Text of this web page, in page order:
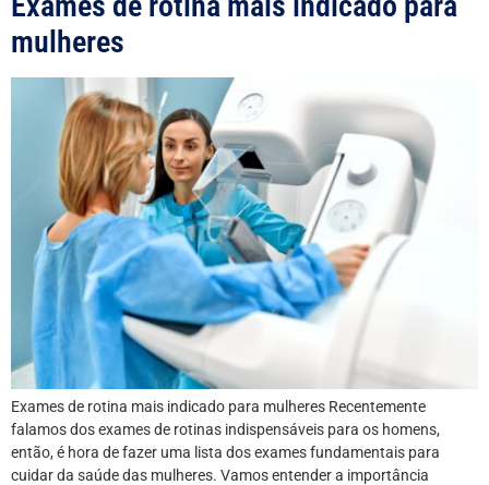
mulheres
Exames de rotina mais indicado para mulheres Recentemente
falamos dos exames de rotinas indispensáveis para os homens,
então, é hora de fazer uma lista dos exames fundamentais para
cuidar da saúde das mulheres. Vamos entender a importância